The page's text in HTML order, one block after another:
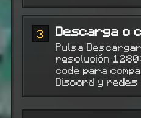
3 Descarga o
Pulsa
resolución
code para
Discord y redes